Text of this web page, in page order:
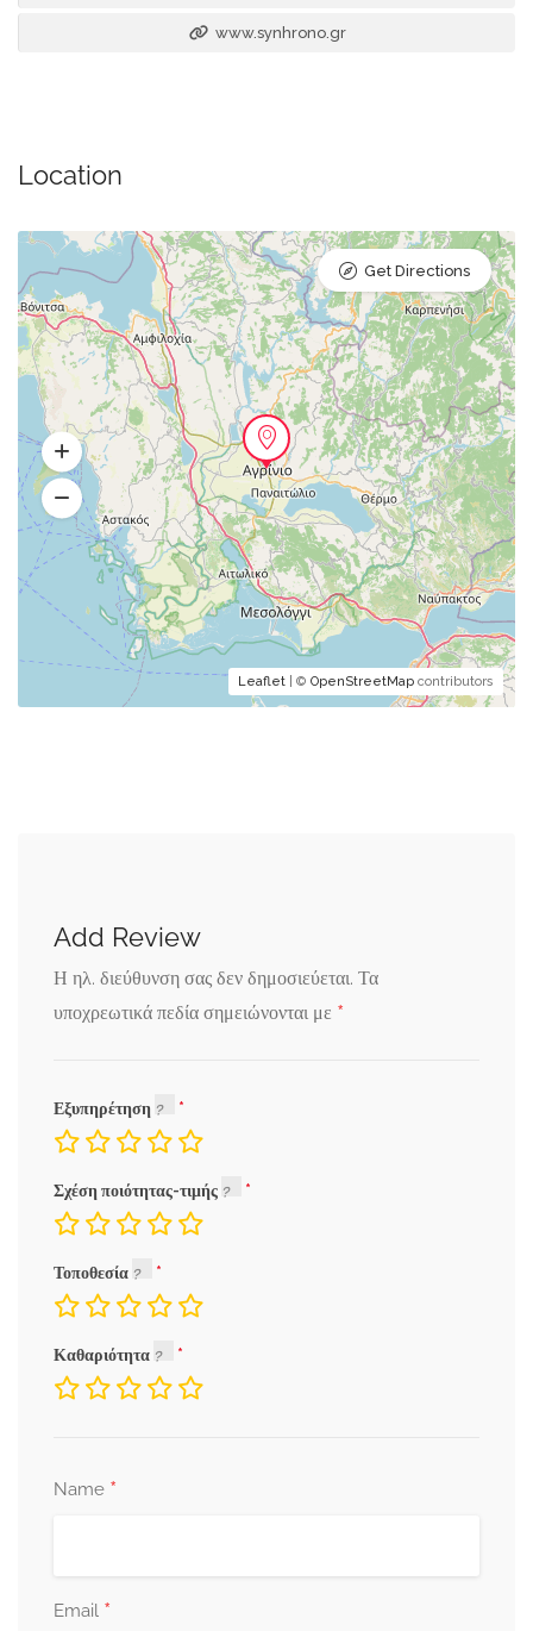
www.synhrono.gr
Location
Leaflet | © OpenStreetMap contributors
Get Directions
Add Review
Η ηλ. διεύθυνση σας δεν δημοσιεύεται. Τα
υποχρεωτικά πεδία σημειώνονται με *
Εξυπηρέτηση
Σχέση ποιότητας-τιμής
Τοποθεσία
Καθαριότητα
Name *
Email *